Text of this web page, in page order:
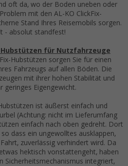
oft da, wo der Boden uneben oder
mit den AL-KO ClickFix-
Stand Ihres Reisemobils sorgen.
- absolut standfest!
für Nutzfahrzeuge
Hubstützen sorgen Sie für einen
Fahrzeugs auf allen Böden. Die
mit ihrer hohen Stabilität und
geringes Eigengewicht.
ist äußerst einfach und
(Achtung: nicht im Lieferumfang
einfach nach oben gedreht. Dort
dass ein ungewolltes ausklappen,
zuverlässig verhindert wird. Da
hektisch vonstattengeht, haben
Sicherheitsmechanismus integriert,